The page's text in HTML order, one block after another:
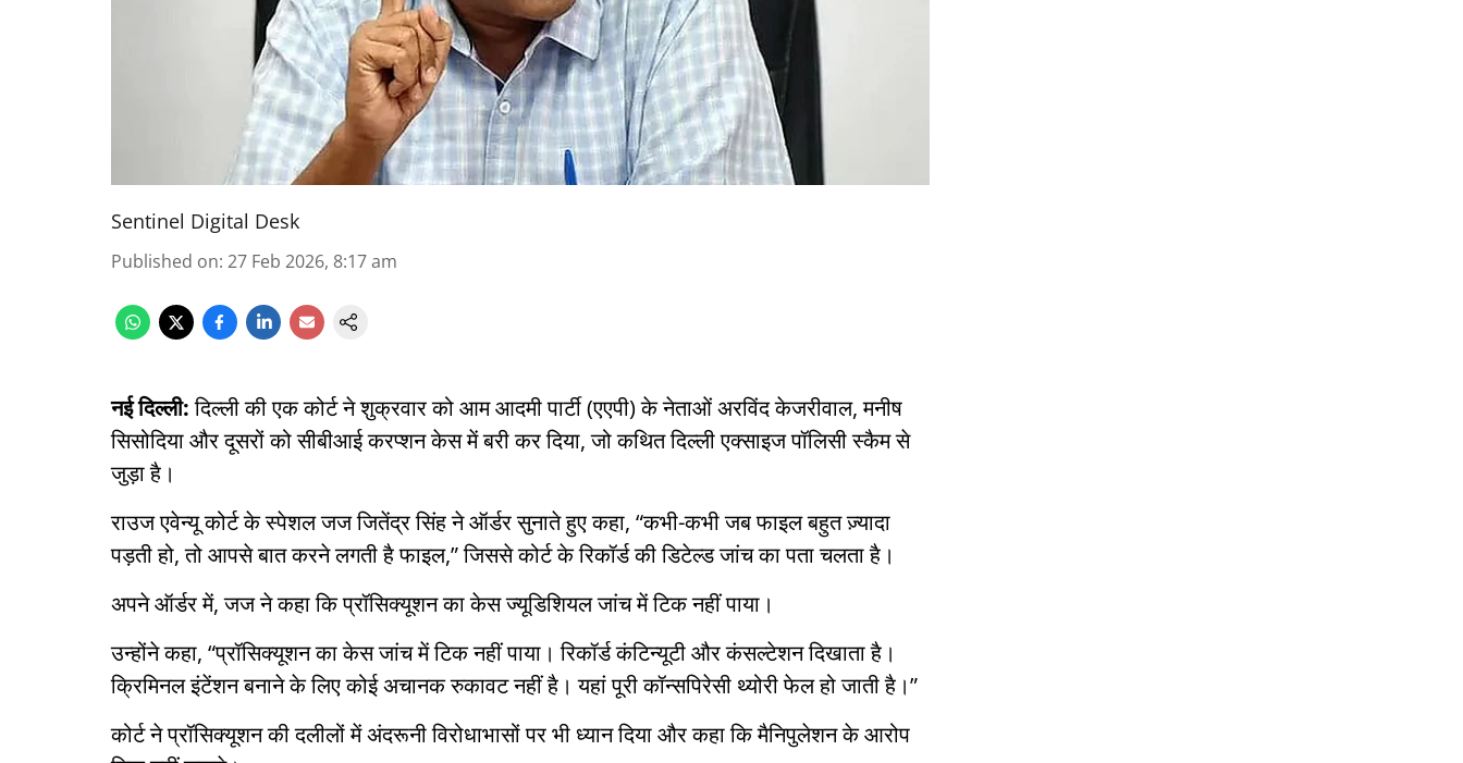
Sentinel Digital Desk
Published on: 27 Feb 2026, 8:17 am
नई दिल्ली:दिल्ली की एक कोर्ट ने शुक्रवार को आम आदमी पार्टी (एएपी) के नेताओं अरविंद केजरीवाल, मनीष
सिसोदिया और दूसरों को सीबीआई करप्शन केस में बरी कर दिया, जो कथित दिल्ली एक्साइज पॉलिसी स्कैम से
जुड़ा है।
राउज एवेन्यू कोर्ट के स्पेशल जज जितेंद्र सिंह ने ऑर्डर सुनाते हुए कहा, “कभी-कभी जब फाइल बहुत ज़्यादा
पड़ती हो, तो आपसे बात करने लगती है फाइल,” जिससे कोर्ट के रिकॉर्ड की डिटेल्ड जांच का पता चलता है।
अपने ऑर्डर में, जज ने कहा कि प्रॉसिक्यूशन का केस ज्यूडिशियल जांच में टिक नहीं पाया।
उन्होंने कहा, “प्रॉसिक्यूशन का केस जांच में टिक नहीं पाया। रिकॉर्ड कंटिन्यूटी और कंसल्टेशन दिखाता है।
क्रिमिनल इंटेंशन बनाने के लिए कोई अचानक रुकावट नहीं है। यहां पूरी कॉन्सपिरेसी थ्योरी फेल हो जाती है।”
कोर्ट ने प्रॉसिक्यूशन की दलीलों में अंदरूनी विरोधाभासों पर भी ध्यान दिया और कहा कि मैनिपुलेशन के आरोप